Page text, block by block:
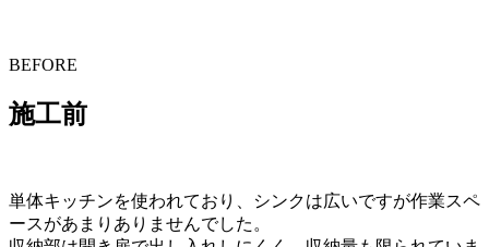
BEFORE
施工前
単体キッチンを使われており、シンクは広いですが作業スペ
ースがあまりありませんでした。